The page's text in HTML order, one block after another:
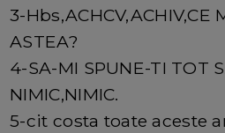
3-Hbs,ACHCV,ACHIV,CE
ASTEA?
4-SA-MI SPUNE-TI TOT
NIMIC,NIMIC.
5-cit costa toate aceste